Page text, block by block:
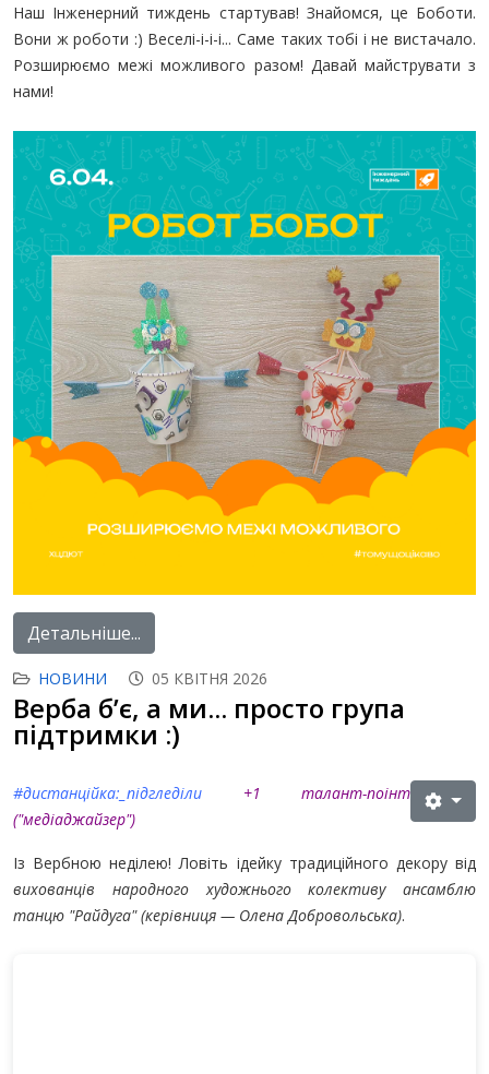
Наш Інженерний тиждень стартував! Знайомся, це Боботи.
Вони ж роботи :) Веселі-і-і-і... Саме таких тобі і не вистачало.
Розширюємо межі можливого разом! Давай майструвати з
нами!
Детальніше...
НОВИНИ 05 КВІТНЯ 2026
Верба б’є, а ми... просто група
підтримки :)
#дистанційка:_підгледіли
+1 талант-поінт
("медіаджайзер")
Із Вербною неділею! Ловіть ідейку традиційного декору від
вихованців народного художнього колективу ансамблю
танцю "Райдуга" (керівниця — Олена Добровольська).